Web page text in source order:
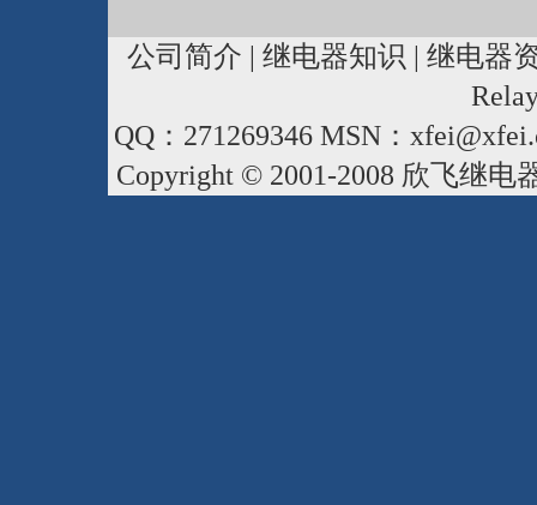
公司简介 | 继电器知识 | 继电器
QQ：271269346 MSN：
Copyright © 2001-2008 欣飞继电